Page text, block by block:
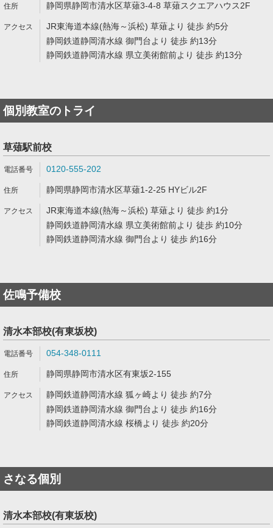
静岡県静岡市清水区草薙3-4-8 草薙スクエアハウス2F
JR東海道本線(熱海～浜松) 草薙より 徒歩 約5分
静岡鉄道静岡清水線 御門台より 徒歩 約13分
静岡鉄道静岡清水線 県立美術館前より 徒歩 約13分
個別教室のトライ
草薙駅前校
0120-555-202
静岡県静岡市清水区草薙1-2-25 HYビル2F
JR東海道本線(熱海～浜松) 草薙より 徒歩 約1分
静岡鉄道静岡清水線 県立美術館前より 徒歩 約10分
静岡鉄道静岡清水線 御門台より 徒歩 約16分
佐鳴予備校
清水本部校(有東坂校)
054-348-0111
静岡県静岡市清水区有東坂2-155
静岡鉄道静岡清水線 狐ヶ崎より 徒歩 約7分
静岡鉄道静岡清水線 御門台より 徒歩 約16分
静岡鉄道静岡清水線 桜橋より 徒歩 約20分
さなる個別
清水本部校(有東坂校)